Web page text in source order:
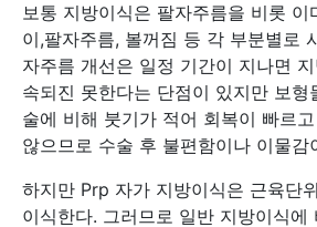
보통 지방이식은 팔자주름을 비롯 이
이,팔자주름, 볼꺼짐 등 각 부분별로
자주름 개선은 일정 기간이 지나면
속되진 못한다는 단점이 있지만 보형
술에 비해 붓기가 적어 회복이 빠르
않으므로 수술 후 불편함이나 이물감
하지만 Prp 자가 지방이식은 근육단
이식한다. 그러므로 일반 지방이식